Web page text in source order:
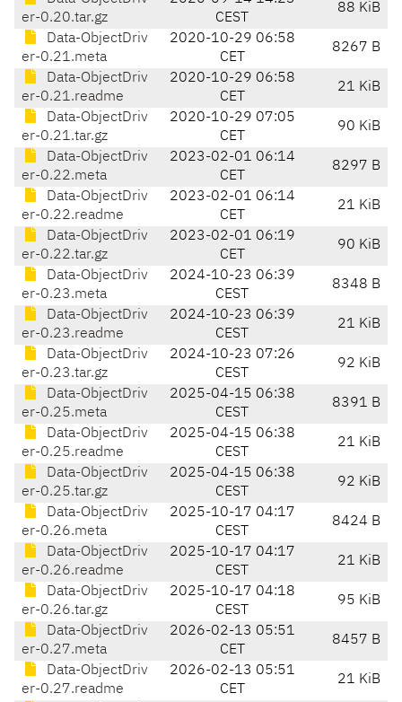
er-0.20.tar.gz
CEST
88 KiB
Data-ObjectDriv
er-0.21.meta
2020-10-29 06:58
CET
8267 B
Data-ObjectDriv
er-0.21.readme
2020-10-29 06:58
CET
21 KiB
Data-ObjectDriv
er-0.21.tar.gz
2020-10-29 07:05
CET
90 KiB
Data-ObjectDriv
er-0.22.meta
2023-02-01 06:14
CET
8297 B
Data-ObjectDriv
er-0.22.readme
2023-02-01 06:14
CET
21 KiB
Data-ObjectDriv
er-0.22.tar.gz
2023-02-01 06:19
CET
90 KiB
Data-ObjectDriv
er-0.23.meta
2024-10-23 06:39
CEST
8348 B
Data-ObjectDriv
er-0.23.readme
2024-10-23 06:39
CEST
21 KiB
Data-ObjectDriv
er-0.23.tar.gz
2024-10-23 07:26
CEST
92 KiB
Data-ObjectDriv
er-0.25.meta
2025-04-15 06:38
CEST
8391 B
Data-ObjectDriv
er-0.25.readme
2025-04-15 06:38
CEST
21 KiB
Data-ObjectDriv
er-0.25.tar.gz
2025-04-15 06:38
CEST
92 KiB
Data-ObjectDriv
er-0.26.meta
2025-10-17 04:17
CEST
8424 B
Data-ObjectDriv
er-0.26.readme
2025-10-17 04:17
CEST
21 KiB
Data-ObjectDriv
er-0.26.tar.gz
2025-10-17 04:18
CEST
95 KiB
Data-ObjectDriv
er-0.27.meta
2026-02-13 05:51
CET
8457 B
Data-ObjectDriv
er-0.27.readme
2026-02-13 05:51
CET
21 KiB